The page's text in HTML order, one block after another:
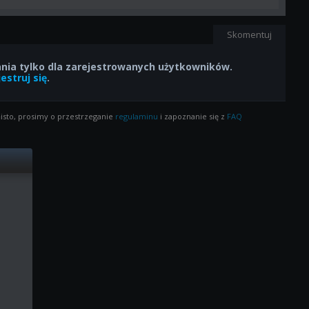
Skomentuj
tylko dla zarejestrowanych użytkowników.
się.
prosimy o przestrzeganie regulaminu i zapoznanie się z FAQ